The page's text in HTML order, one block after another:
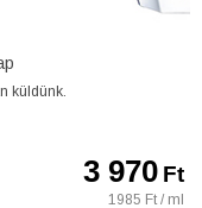
küldünk.
3 970Ft
1985 Ft / ml